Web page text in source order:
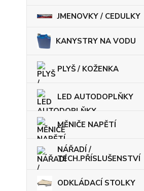
JMENOVKY / CEDULKY
KANYSTRY NA VODU
PLYŠ / KOŽENKA
LED AUTODOPLŇKY
MĚNIČE NAPĚTÍ
NÁŘADÍ /
TECH.PŘÍSLUŠENSTVÍ
ODKLÁDACÍ STOLKY